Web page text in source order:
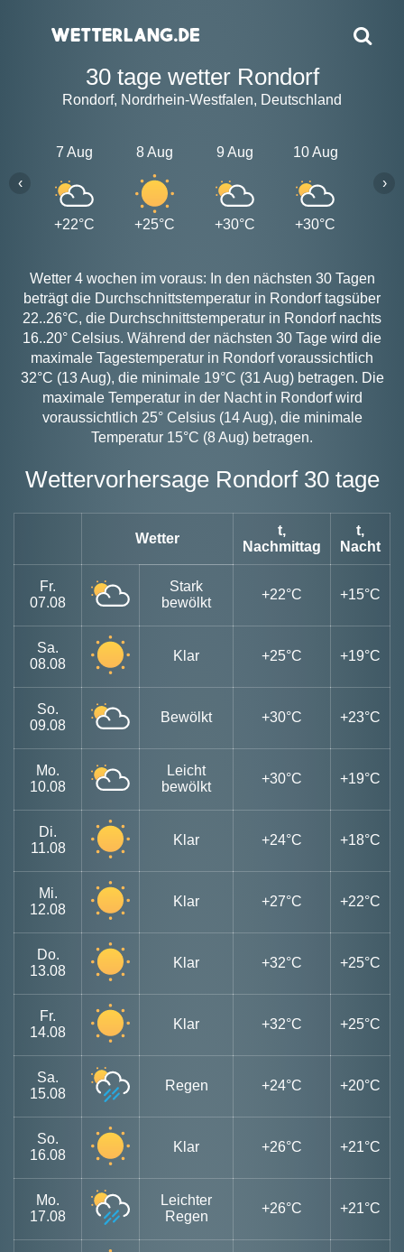
30 tage wetter Rondorf
Rondorf, Nordrhein-Westfalen, Deutschland
7 Aug
+22°C
8 Aug
+25°C
9 Aug
+30°C
10 Aug
+30°C
‹ ›
Wetter 4 wochen im voraus: In den nächsten 30 Tagen
beträgt die Durchschnittstemperatur in Rondorf tagsüber
22..26°C, die Durchschnittstemperatur in Rondorf nachts
16..20° Celsius. Während der nächsten 30 Tage wird die
maximale Tagestemperatur in Rondorf voraussichtlich
32°C (13 Aug), die minimale 19°C (31 Aug) betragen. Die
maximale Temperatur in der Nacht in Rondorf wird
voraussichtlich 25° Celsius (14 Aug), die minimale
Temperatur 15°C (8 Aug) betragen.
Wettervorhersage Rondorf 30 tage
Wetter
t,
Nachmittag
t,
Nacht
Fr.
07.08
Stark
bewölkt
+22°C +15°C
Sa.
08.08
Klar +25°C +19°C
So.
09.08
Bewölkt +30°C +23°C
Mo.
10.08
Leicht
bewölkt
+30°C +19°C
Di.
11.08
Klar +24°C +18°C
Mi.
12.08
Klar +27°C +22°C
Do.
13.08
Klar +32°C +25°C
Fr.
14.08
Klar +32°C +25°C
Sa.
15.08
Regen +24°C +20°C
So.
16.08
Klar +26°C +21°C
Mo.
17.08
Leichter
Regen
+26°C +21°C